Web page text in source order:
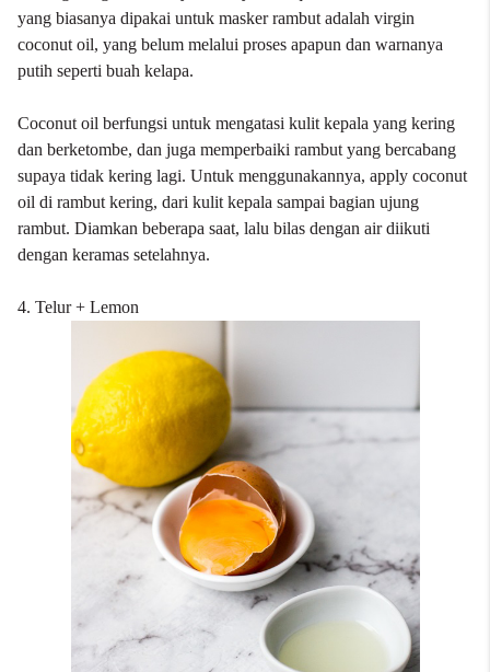
yang biasanya dipakai untuk masker rambut adalah virgin
coconut oil, yang belum melalui proses apapun dan warnanya
putih seperti buah kelapa.
Coconut oil berfungsi untuk mengatasi kulit kepala yang kering
dan berketombe, dan juga memperbaiki rambut yang bercabang
supaya tidak kering lagi. Untuk menggunakannya, apply coconut
oil di rambut kering, dari kulit kepala sampai bagian ujung
rambut. Diamkan beberapa saat, lalu bilas dengan air diikuti
dengan keramas setelahnya.
4. Telur + Lemon